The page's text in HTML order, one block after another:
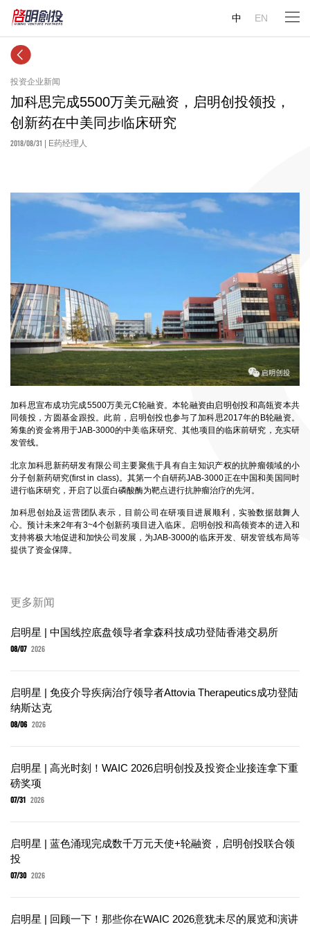
中 EN
投资企业新闻
加科思完成5500万美元融资，启明创投领投，
创新药在中美同步临床研究
2018/08/31 | E药经理人
加科思宣布成功完成5500万美元C轮融资。本轮融资由启明创投和高瓴资本共
同领投，方圆基金跟投。此前，启明创投也参与了加科思2017年的B轮融资。
筹集的资金将用于JAB-3000的中美临床研究、其他项目的临床前研究，充实研
发管线。
北京加科思新药研发有限公司主要聚焦于具有自主知识产权的抗肿瘤领域的小
分子创新药研究(first in class)。其第一个自研药JAB-3000正在中国和美国同时
进行临床研究，开启了以蛋白磷酸酶为靶点进行抗肿瘤治疗的先河。
加科思创始及运营团队表示，目前公司在研项目进展顺利，实验数据鼓舞人
心。预计未来2年有3~4个创新药项目进入临床。启明创投和高领资本的进入和
支持将极大地促进和加快公司发展，为JAB-3000的临床开发、研发管线布局等
提供了资金保障。
更多新闻
启明星 | 中国线控底盘领导者拿森科技成功登陆香港交易所
08/07 2026
启明星 | 免疫介导疾病治疗领导者Attovia Therapeutics成功登陆
纳斯达克
08/06 2026
启明星 | 高光时刻！WAIC 2026启明创投及投资企业接连拿下重
磅奖项
07/31 2026
启明星 | 蓝色涌现完成数千万元天使+轮融资，启明创投联合领
投
07/30 2026
启明星 | 回顾一下！那些你在WAIC 2026意犹未尽的展览和演讲